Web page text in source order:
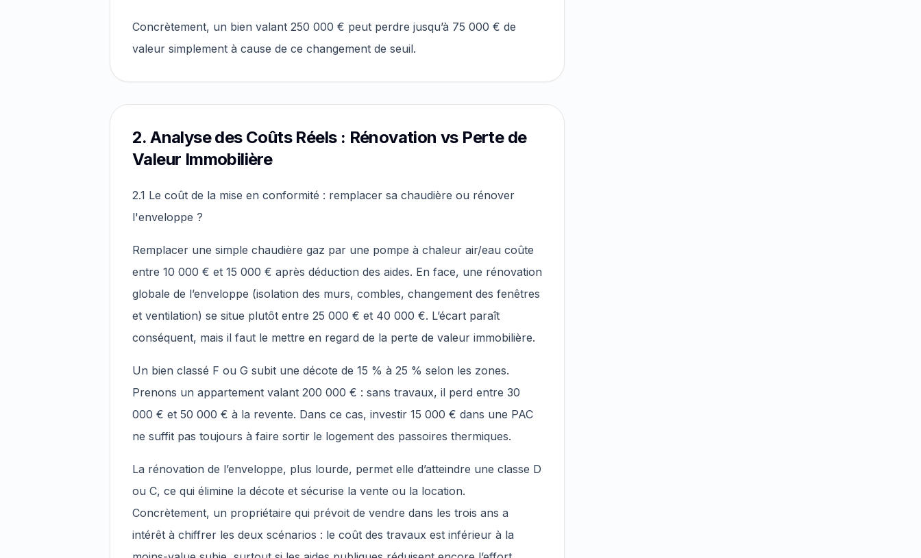
Concrètement, un bien valant 250 000 € peut perdre jusqu’à 75 000 € de
valeur simplement à cause de ce changement de seuil.
2. Analyse des Coûts Réels : Rénovation vs Perte de
Valeur Immobilière
2.1 Le coût de la mise en conformité : remplacer sa chaudière ou rénover
l'enveloppe ?
Remplacer une simple chaudière gaz par une pompe à chaleur air/eau coûte
entre 10 000 € et 15 000 € après déduction des aides. En face, une rénovation
globale de l’enveloppe (isolation des murs, combles, changement des fenêtres
et ventilation) se situe plutôt entre 25 000 € et 40 000 €. L’écart paraît
conséquent, mais il faut le mettre en regard de la perte de valeur immobilière.
Un bien classé F ou G subit une décote de 15 % à 25 % selon les zones.
Prenons un appartement valant 200 000 € : sans travaux, il perd entre 30
000 € et 50 000 € à la revente. Dans ce cas, investir 15 000 € dans une PAC
ne suffit pas toujours à faire sortir le logement des passoires thermiques.
La rénovation de l’enveloppe, plus lourde, permet elle d’atteindre une classe D
ou C, ce qui élimine la décote et sécurise la vente ou la location.
Concrètement, un propriétaire qui prévoit de vendre dans les trois ans a
intérêt à chiffrer les deux scénarios : le coût des travaux est inférieur à la